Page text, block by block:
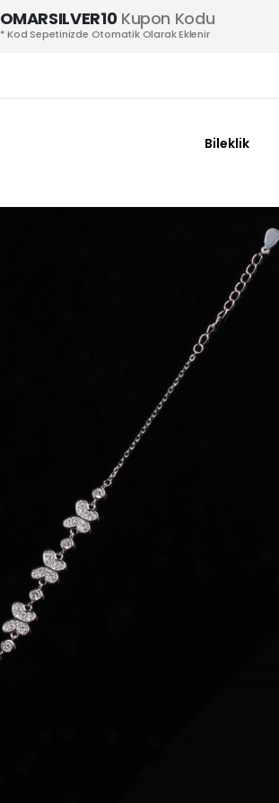
OMARSILVER10Kupon Kodu
* Kod Sepetinizde Otomatik Olarak Eklenir
Bileklik